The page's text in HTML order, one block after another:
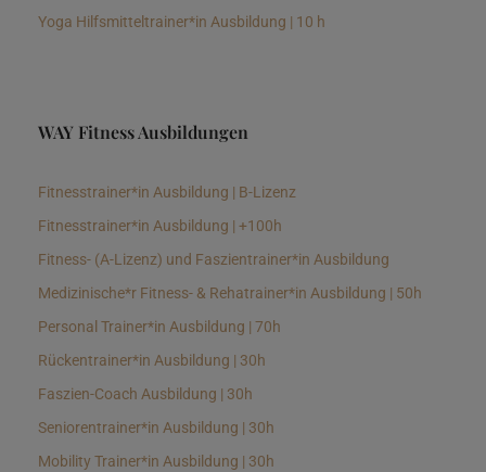
Yoga Hilfsmitteltrainer*in Ausbildung | 10 h
WAY Fitness Ausbildungen
Fitnesstrainer*in Ausbildung | B-Lizenz
Fitnesstrainer*in Ausbildung | +100h
Fitness- (A-Lizenz) und Faszientrainer*in Ausbildung
Medizinische*r Fitness- & Rehatrainer*in Ausbildung | 50h
Personal Trainer*in Ausbildung | 70h
Rückentrainer*in Ausbildung | 30h
Faszien-Coach Ausbildung | 30h
Seniorentrainer*in Ausbildung | 30h
Mobility Trainer*in Ausbildung | 30h